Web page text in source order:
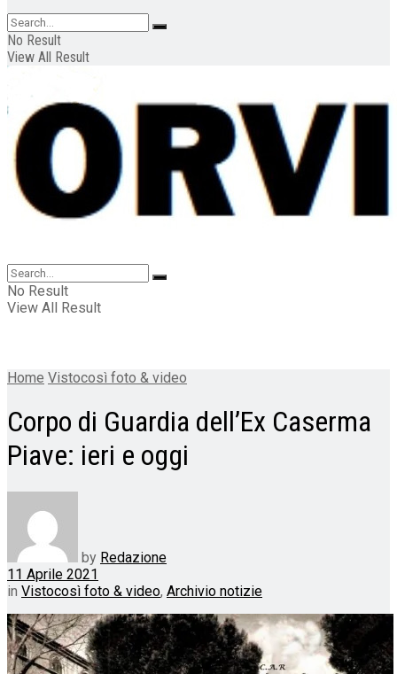
No Result
View All Result
No Result
View All Result
Home Vistocosì foto & video
Corpo di Guardia dell’Ex Caserma
Piave: ieri e oggi
by Redazione
11 Aprile 2021
in Vistocosì foto & video, Archivio notizie